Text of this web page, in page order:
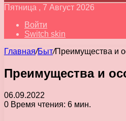
Пятница , 7 Август 2026
Войти
Switch skin
Главная/Быт/Преимущества и
Преимущества и
06.09.2022
0 Время чтения: 6 мин.